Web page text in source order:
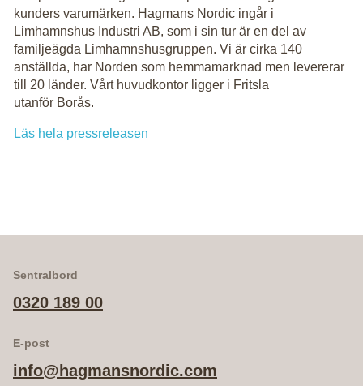
kunders varumärken. Hagmans Nordic ingår i
Limhamnshus Industri AB, som i sin tur är en del av
familjeägda Limhamnshusgruppen. Vi är cirka 140
anställda, har Norden som hemmamarknad men levererar
till 20 länder. Vårt huvudkontor ligger i Fritsla
utanför Borås.
Läs hela pressreleasen
Sentralbord
0320 189 00
E-post
info@hagmansnordic.com